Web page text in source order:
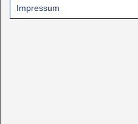
Impressum